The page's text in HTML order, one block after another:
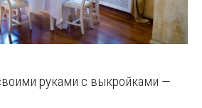
руками с выкройками —